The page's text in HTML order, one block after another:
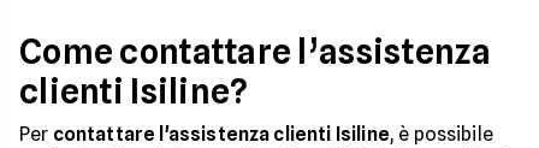
Come contattare l’assistenza
clienti Isiline?
Per contattare l'assistenza clienti Isiline, è possibile